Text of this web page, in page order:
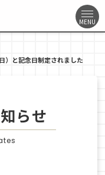
と記念日制定されました
らせ